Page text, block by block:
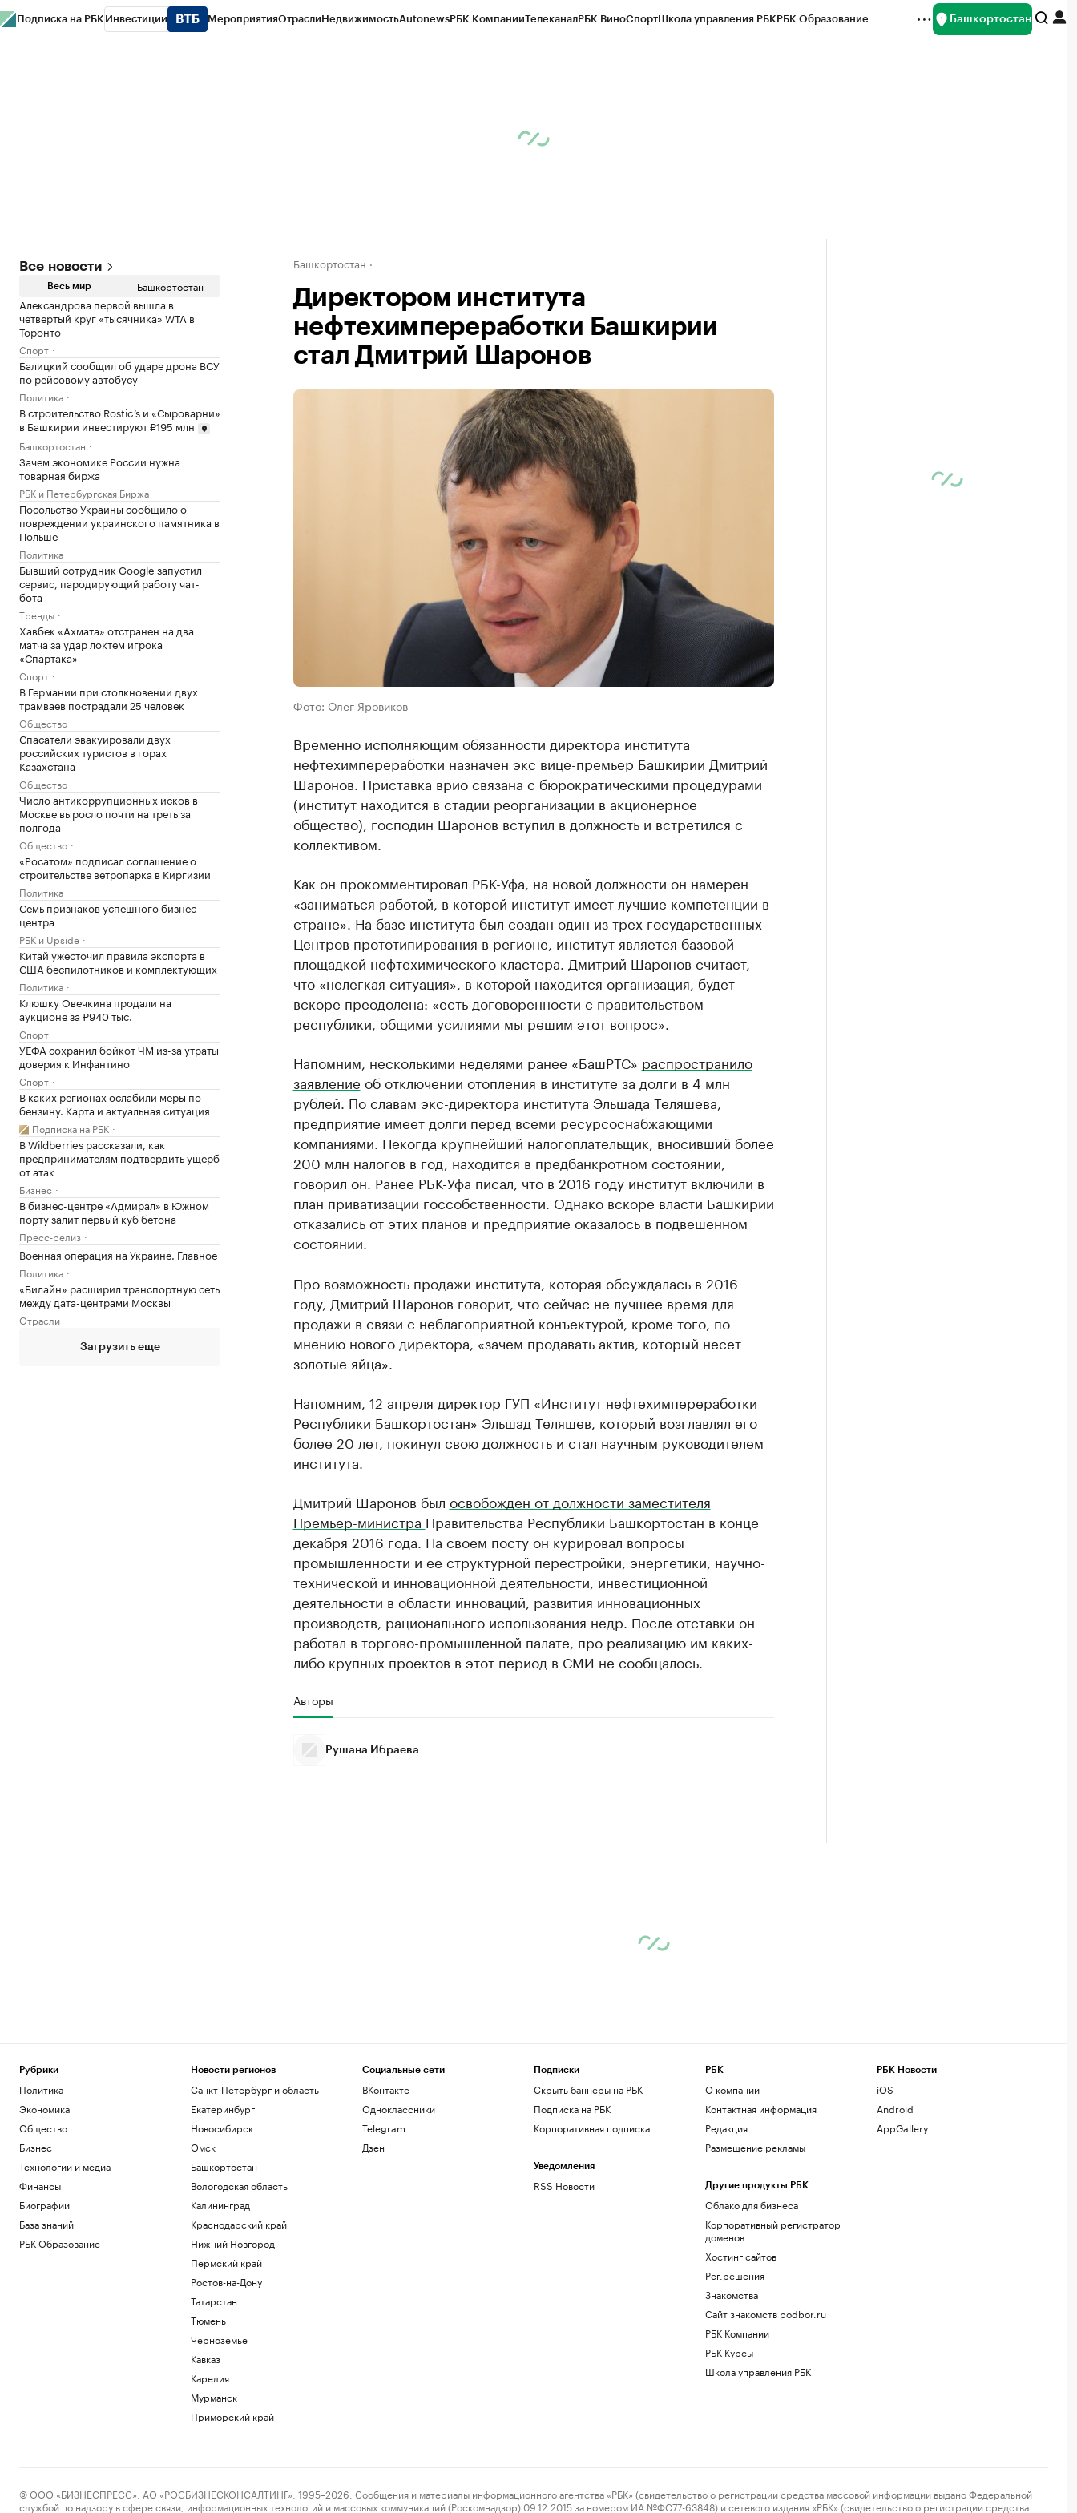
Подписка на РБК Инвестиции МероприятияОтраслиНедвижимостьAutonewsРБК КомпанииТелеканалРБК ВиноСпортШкола управления РБКРБК Образование Башкортостан
Все новости
Весь мир Башкортостан
Александрова первой вышла в
четвертый круг «тысячника» WTA в
Торонто
Спорт
Балицкий сообщил об ударе дрона ВСУ
по рейсовому автобусу
Политика
В строительство Rostic’s и «Сыроварни»
в Башкирии инвестируют ₽195 млн
Башкортостан
Зачем экономике России нужна
товарная биржа
РБК и Петербургская Биржа
Посольство Украины сообщило о
повреждении украинского памятника в
Польше
Политика
Бывший сотрудник Google запустил
сервис, пародирующий работу чат-
бота
Тренды
Хавбек «Ахмата» отстранен на два
матча за удар локтем игрока
«Спартака»
Спорт
В Германии при столкновении двух
трамваев пострадали 25 человек
Общество
Спасатели эвакуировали двух
российских туристов в горах
Казахстана
Общество
Число антикоррупционных исков в
Москве выросло почти на треть за
полгода
Общество
«Росатом» подписал соглашение о
строительстве ветропарка в Киргизии
Политика
Семь признаков успешного бизнес-
центра
РБК и Upside
Китай ужесточил правила экспорта в
США беспилотников и комплектующих
Политика
Клюшку Овечкина продали на
аукционе за ₽940 тыс.
Спорт
УЕФА сохранил бойкот ЧМ из-за утраты
доверия к Инфантино
Спорт
В каких регионах ослабили меры по
бензину. Карта и актуальная ситуация
Подписка на РБК
В Wildberries рассказали, как
предпринимателям подтвердить ущерб
от атак
Бизнес
В бизнес-центре «Адмирал» в Южном
порту залит первый куб бетона
Пресс-релиз
Военная операция на Украине. Главное
Политика
«Билайн» расширил транспортную сеть
между дата-центрами Москвы
Отрасли
Загрузить еще
Башкортостан
Директором института
нефтехимпереработки Башкирии
стал Дмитрий Шаронов
Фото: Олег Яровиков
Временно исполняющим обязанности директора института
нефтехимпереработки назначен экс вице-премьер Башкирии Дмитрий
Шаронов. Приставка врио связана с бюрократическими процедурами
(институт находится в стадии реорганизации в акционерное
общество), господин Шаронов вступил в должность и встретился с
коллективом.
Как он прокомментировал РБК-Уфа, на новой должности он намерен
«заниматься работой, в которой институт имеет лучшие компетенции в
стране». На базе института был создан один из трех государственных
Центров прототипирования в регионе, институт является базовой
площадкой нефтехимического кластера. Дмитрий Шаронов считает,
что «нелегкая ситуация», в которой находится организация, будет
вскоре преодолена: «есть договоренности с правительством
республики, общими усилиями мы решим этот вопрос».
Напомним, несколькими неделями ранее «БашРТС» распространило
заявление об отключении отопления в институте за долги в 4 млн
рублей. По славам экс-директора института Эльшада Теляшева,
предприятие имеет долги перед всеми ресурсоснабжающими
компаниями. Некогда крупнейший налогоплательщик, вносивший более
200 млн налогов в год, находится в предбанкротном состоянии,
говорил он. Ранее РБК-Уфа писал, что в 2016 году институт включили в
план приватизации госсобственности. Однако вскоре власти Башкирии
отказались от этих планов и предприятие оказалось в подвешенном
состоянии.
Про возможность продажи института, которая обсуждалась в 2016
году, Дмитрий Шаронов говорит, что сейчас не лучшее время для
продажи в связи с неблагоприятной конъектурой, кроме того, по
мнению нового директора, «зачем продавать актив, который несет
золотые яйца».
Напомним, 12 апреля директор ГУП «Институт нефтехимпереработки
Республики Башкортостан» Эльшад Теляшев, который возглавлял его
более 20 лет, покинул свою должностьи стал научным руководителем
института.
Дмитрий Шаронов был освобожден от должности заместителя
Премьер-министра Правительства Республики Башкортостан в конце
декабря 2016 года. На своем посту он курировал вопросы
промышленности и ее структурной перестройки, энергетики, научно-
технической и инновационной деятельности, инвестиционной
деятельности в области инноваций, развития инновационных
производств, рационального использования недр. После отставки он
работал в торгово-промышленной палате, про реализацию им каких-
либо крупных проектов в этот период в СМИ не сообщалось.
Авторы
Рушана Ибраева
Рубрики
Политика
Экономика
Общество
Бизнес
Технологии и медиа
Финансы
Биографии
База знаний
РБК Образование
Новости регионов
Санкт-Петербург и область
Екатеринбург
Новосибирск
Омск
Башкортостан
Вологодская область
Калининград
Краснодарский край
Нижний Новгород
Пермский край
Ростов-на-Дону
Татарстан
Тюмень
Черноземье
Кавказ
Карелия
Мурманск
Приморский край
Социальные сети
ВКонтакте
Одноклассники
Telegram
Дзен
Подписки
Скрыть баннеры на РБК
Подписка на РБК
Корпоративная подписка
Уведомления
RSS Новости
РБК
О компании
Контактная информация
Редакция
Размещение рекламы
Другие продукты РБК
Облако для бизнеса
Корпоративный регистратор
доменов
Хостинг сайтов
Рег.решения
Знакомства
Сайт знакомств podbor.ru
РБК Компании
РБК Курсы
Школа управления РБК
РБК Новости
iOS
Android
AppGallery
© ООО «БИЗНЕСПРЕСС», АО «РОСБИЗНЕСКОНСАЛТИНГ», 1995–2026. Сообщения и материалы информационного агентства «РБК» (свидетельство о регистрации средства массовой информации выдано Федеральной
службой по надзору в сфере связи, информационных технологий и массовых коммуникаций (Роскомнадзор) 09.12.2015 за номером ИА №ФС77-63848) и сетевого издания «РБК» (свидетельство о регистрации средства